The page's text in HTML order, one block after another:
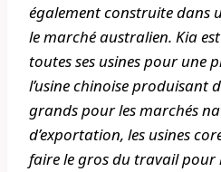
également construite dans
le marché australien. Kia
toutes ses usines pour une
l’usine chinoise produisant
grands pour les marchés
d’exportation, les usines
faire le gros du travail pour